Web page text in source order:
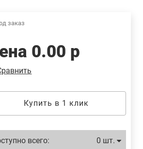
заказ
0.00 р
Купить в 1 клик
всего: 0 шт.